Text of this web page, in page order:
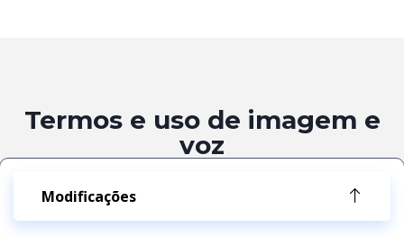
Termos e uso de imagem e
voz
Modificações